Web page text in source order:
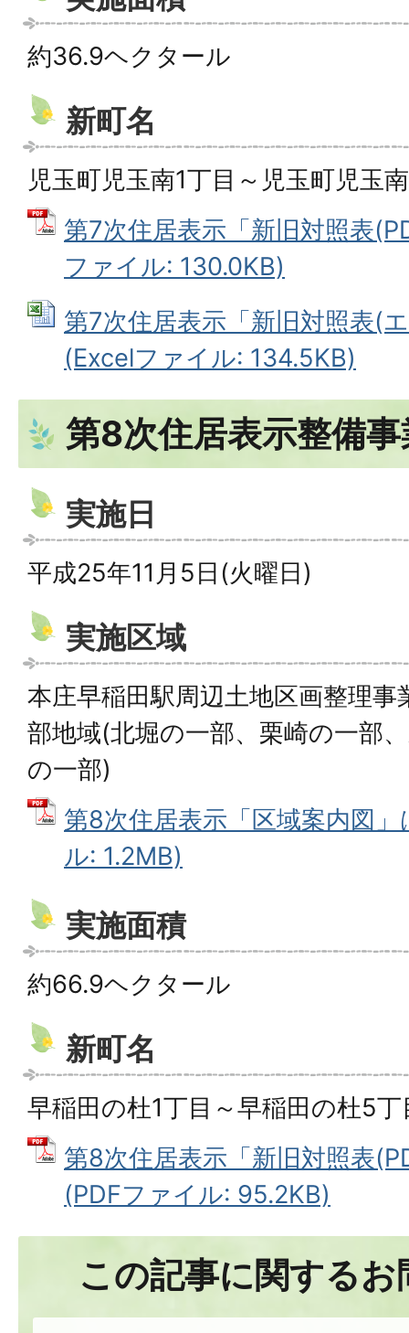
約36.9ヘクタール
新町名
児玉町児玉南1丁目～児玉町児玉
第7次住居表示「新旧対照表
ファイル: 130.0KB)
第7次住居表示「新旧対照表(
(Excelファイル: 134.5KB)
第8次住居表示整備事
実施日
平成25年11月5日(火曜日)
実施区域
本庄早稲田駅周辺土地区画整理
部地域(北堀の一部、栗崎の一部
の一部)
第8次住居表示「区域案内図
ル: 1.2MB)
実施面積
約66.9ヘクタール
新町名
早稲田の杜1丁目～早稲田の杜5丁
第8次住居表示「新旧対照表
(PDFファイル: 95.2KB)
この記事に関する